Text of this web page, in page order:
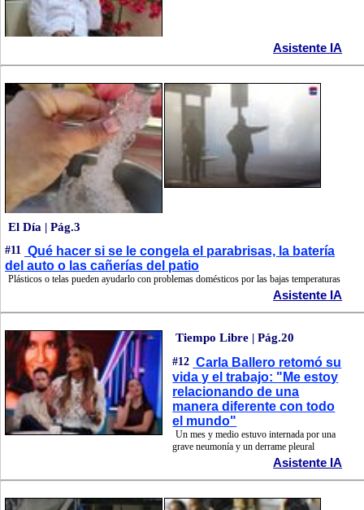
Asistente IA
El Día | Pág.3
#11
Qué hacer si se le congela el parabrisas, la batería
del auto o las cañerías del patio
Plásticos o telas pueden ayudarlo con problemas domésticos por las bajas temperaturas
Asistente IA
Tiempo Libre | Pág.20
#12 Carla Ballero retomó su
vida y el trabajo: "Me estoy
relacionando de una
manera diferente con todo
el mundo"
Un mes y medio estuvo internada por una
grave neumonía y un derrame pleural
Asistente IA